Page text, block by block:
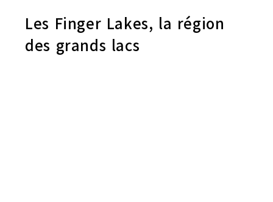
Les Finger Lakes, la région
des grands lacs